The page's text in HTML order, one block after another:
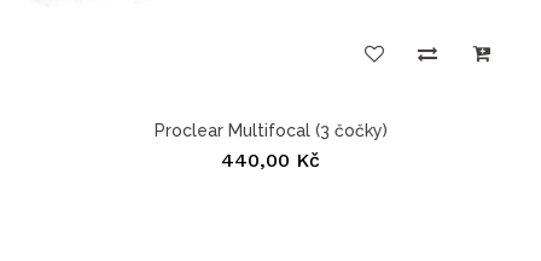
Proclear Multifocal (3 čočky)
440,00 Kč